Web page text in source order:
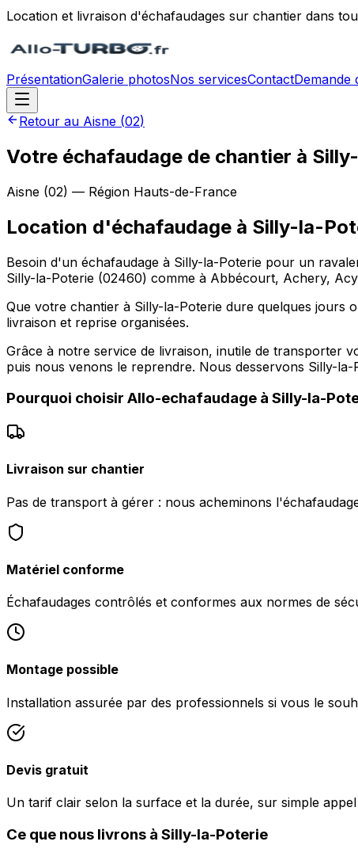
Location et livraison d'échafaudages sur chantier dans
PrésentationGalerie photosNos servicesContactDemande
Retour au Aisne (02)
Votre échafaudage de chantier à
Aisne (02) — Région Hauts-de-France
Location d'échafaudage à Silly-la-
Besoin d'un échafaudage à Silly-la-Poterie pour un
Silly-la-Poterie (02460) comme à Abbécourt, Achery,
Que votre chantier à Silly-la-Poterie dure quelques jours
livraison et reprise organisées.
Grâce à notre service de livraison, inutile de transporter
puis nous venons le reprendre. Nous desservons Silly-
Pourquoi choisir Allo-echafaudage à Silly-la-
Livraison sur chantier
Pas de transport à gérer : nous acheminons
Matériel conforme
Échafaudages contrôlés et conformes aux normes de
Montage possible
Installation assurée par des professionnels si vous le
Devis gratuit
Un tarif clair selon la surface et la durée, sur simple
Ce que nous livrons à Silly-la-Poterie